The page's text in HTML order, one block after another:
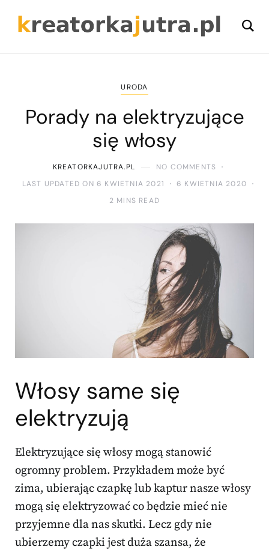
URODA
Porady na elektryzujące
się włosy
KREATORKAJUTRA.PL
NO COMMENTS
LAST UPDATED ON 6 KWIETNIA 2021
6 KWIETNIA 2020
2 MINS READ
Włosy same się
elektryzują
Elektryzujące się włosy mogą stanowić
ogromny problem. Przykładem może być
zima, ubierając czapkę lub kaptur nasze włosy
mogą się elektryzować co będzie mieć nie
przyjemne dla nas skutki. Lecz gdy nie
ubierzemy czapki jest duża szansa, że